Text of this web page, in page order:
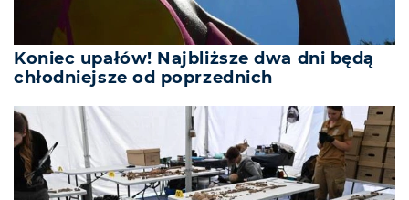
Koniec upałów! Najbliższe dwa dni będą
chłodniejsze od poprzednich